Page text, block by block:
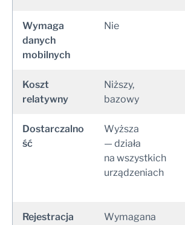
Wymaga
danych
mobilnych
Nie
Koszt
relatywny
Niższy,
bazowy
Dostarczalno
ść
Wyższa
— działa
na wszystkich
urządzeniach
Rejestracja
Wymagana